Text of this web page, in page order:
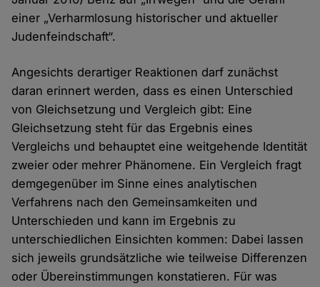
einer „Verharmlosung historischer und aktueller
Judenfeindschaft“.
Angesichts derartiger Reaktionen darf zunächst
daran erinnert werden, dass es einen Unterschied
von Gleichsetzung und Vergleich gibt: Eine
Gleichsetzung steht für das Ergebnis eines
Vergleichs und behauptet eine weitgehende Identität
zweier oder mehrer Phänomene. Ein Vergleich fragt
demgegenüber im Sinne eines analytischen
Verfahrens nach den Gemeinsamkeiten und
Unterschieden und kann im Ergebnis zu
unterschiedlichen Einsichten kommen: Dabei lassen
sich jeweils grundsätzliche wie teilweise Differenzen
oder Übereinstimmungen konstatieren. Für was